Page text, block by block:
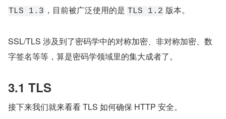
TLS 1.3 ，目前被广泛使用的是 TLS 1.2 版本。
SSL/TLS 涉及到了密码学中的对称加密、非对称加密、数
字签名等等，算是密码学领域里的集大成者了。
3.1 TLS
接下来我们就来看看 TLS 如何确保 HTTP 安全。